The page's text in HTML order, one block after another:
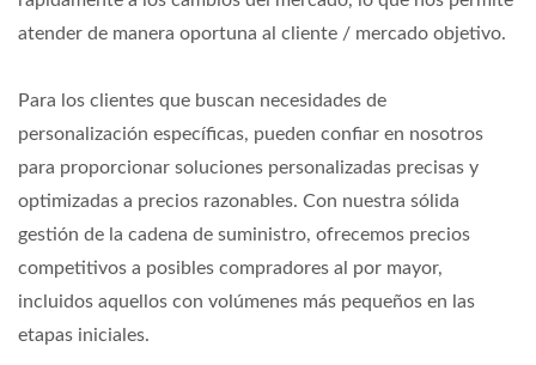
atender de manera oportuna al cliente / mercado objetivo.
Para los clientes que buscan necesidades de
personalización específicas, pueden confiar en nosotros
para proporcionar soluciones personalizadas precisas y
optimizadas a precios razonables. Con nuestra sólida
gestión de la cadena de suministro, ofrecemos precios
competitivos a posibles compradores al por mayor,
incluidos aquellos con volúmenes más pequeños en las
etapas iniciales.